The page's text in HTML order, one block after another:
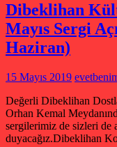
Dibeklihan
Mayıs Sergi
Haziran)
15 Mayıs 2019
Değerli Dibeklihan
Orhan Kemal
sergilerimiz de sizleri de
duyacağız.Dibeklihan